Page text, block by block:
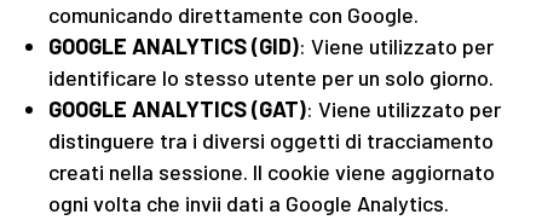
comunicando direttamente con Google.
GOOGLE ANALYTICS (GID): Viene utilizzato per
identificare lo stesso utente per un solo giorno.
GOOGLE ANALYTICS (GAT): Viene utilizzato per
distinguere tra i diversi oggetti di tracciamento
creati nella sessione. Il cookie viene aggiornato
ogni volta che invii dati a Google Analytics.